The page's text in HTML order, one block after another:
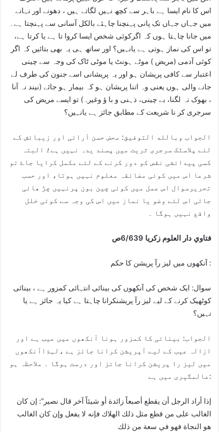
اس کا نام ایسا ہے باہر سے کچھ نہیں لگاتے ہیں ، دھونے اور نہانے
میں جہاں جہاں تک پانی پہنچنا چاہئے بالکل آسانی سے پہنچتا ہے۔
میں جانا چاہتا ہوں کہ اگرکوئی شخص ایسا کروا تا ہے یا کرتا ہے،
تو اس کی نماز ہوتی ہے یانہیں؟ اور ساتھ ہی یہ بھی بتائیں کہ اگر
کوئی آدمی (مریض ) موٹے ہونٹ یا موٹی ٹاک کی وجہ سے چینی
اعتبار سے کافی پریشان ہو اور یہ پریشانی اسے جنون کی طرف لے
جانے والی ہوں یعنی وہ اتنا پریشان ہو کہ بیمار ہو جائے (نیند نہ آنا
، بھوک نہ لگنا، بے چینی، ذہنی و با ؤ وغیرہ) تو ایسے مریض کی
سرجری کر نا شریعت کے مطابق جائز ہے یانہیں؟
الجواب وبالله التوفيق: محض حسن آرائی اور زیبائش کے
لئے پلاسٹک سرجری ثریت میں پسند یدہ نہیں ہے؛ البتہ
کسی پیدائشی نقص کو دور کرنے کے لئے مکمل کرایا جاۓ تو
شرعا اس میں کوئی مضائقہ معلوم نہیں ہوتا، اور حسب
تحریرسوال اس عمل میں کوئی چین بون پرنہیں چڑ ھائی
جاتی اس لئے وضو یا نماز میں اس کی وجہ سے کوئی خلل
واقع نہیں ہوگا ۔
فتاوي دار العلوم زكريا 6/639ص
آنکھوں میں لیز رآ پریشن کا حکم :
کوٹھیک کرنے کے لیے لیز رآ پریشنکرانا چاہتا ہے کیا یہ جائز ہے یا
نہیں؟
ازالہ عیب کے لیے آپریشن کرانا جائز ہے ،لہذاآنکھوں
میں لیز را پریشن کرانا جائز اور درست ہوگا ۔ ملاحظہ ہو
عالمگیری میں ہے:
إذا أراد الرجل أن يقطع أصبعاً زائدة أو شيئاً آخر قال نصير”: إن كان
الغالب على من قطع مثل ذلك الهلاك فإنه لا يفعل وإن كان الغالب
هو النجاة فهو في سعة من ذلك